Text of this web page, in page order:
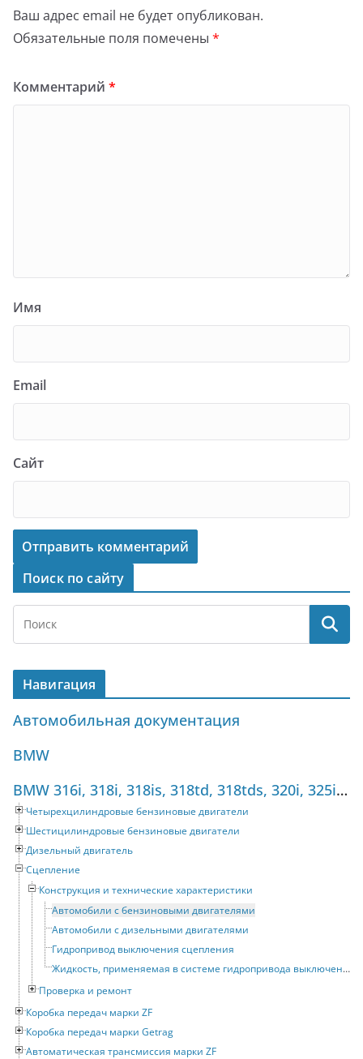
Ваш адрес email не будет опубликован.
Обязательные поля помечены *
Комментарий *
Имя
Email
Сайт
Поиск по сайту
Навигация
Автомобильная документация
BMW
BMW 316i, 318i, 318is, 318td, 318tds, 320i, 325i, 325tds (1990-1998) Руководство по ремонту
Четырехцилиндровые бензиновые двигатели
Шестицилиндровые бензиновые двигатели
Дизельный двигатель
Сцепление
Конструкция и технические характеристики
Автомобили с бензиновыми двигателями
Автомобили с дизельными двигателями
Гидропривод выключения сцепления
Жидкость, применяемая в системе гидропривода выключения сцепления
Проверка и ремонт
Коробка передач марки ZF
Коробка передач марки Getrag
Автоматическая трансмиссия марки ZF